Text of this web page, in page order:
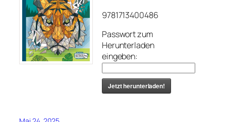
9781713400486
Passwort zum
Herunterladen
eingeben:
Jetzt herunterladen!